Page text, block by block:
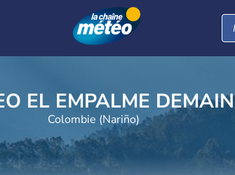
METEO EL EMPALME DEMAIN
Colombie (Nariño)